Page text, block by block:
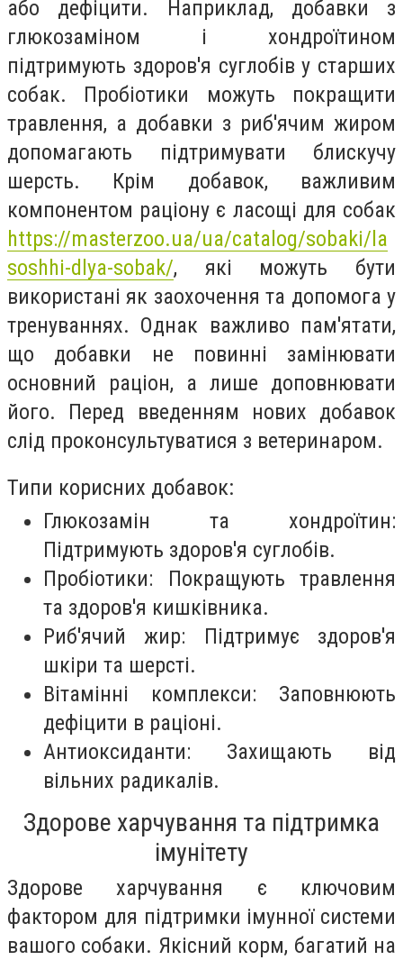
або дефіцити. Наприклад, добавки з
глюкозаміном і хондроїтином
підтримують здоров'я суглобів у старших
собак. Пробіотики можуть покращити
травлення, а добавки з риб'ячим жиром
допомагають підтримувати блискучу
шерсть. Крім добавок, важливим
компонентом раціону є ласощі для собак
https://masterzoo.ua/ua/catalog/sobaki/la
soshhi-dlya-sobak/, які можуть бути
використані як заохочення та допомога у
тренуваннях. Однак важливо пам'ятати,
що добавки не повинні замінювати
основний раціон, а лише доповнювати
його. Перед введенням нових добавок
слід проконсультуватися з ветеринаром.
Типи корисних добавок:
Глюкозамін та хондроїтин:
Підтримують здоров'я суглобів.
Пробіотики: Покращують травлення
та здоров'я кишківника.
Риб'ячий жир: Підтримує здоров'я
шкіри та шерсті.
Вітамінні комплекси: Заповнюють
дефіцити в раціоні.
Антиоксиданти: Захищають від
вільних радикалів.
Здорове харчування та підтримка
імунітету
Здорове харчування є ключовим
фактором для підтримки імунної системи
вашого собаки. Якісний корм, багатий на